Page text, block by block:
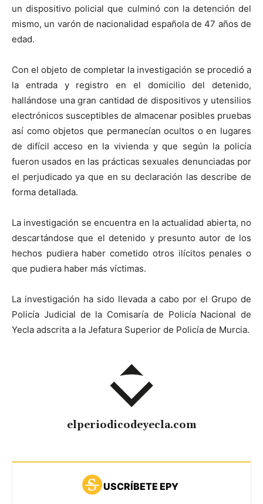
un dispositivo policial que culminó con la detención del
mismo, un varón de nacionalidad española de 47 años de
edad.
Con el objeto de completar la investigación se procedió a
la entrada y registro en el domicilio del detenido,
hallándose una gran cantidad de dispositivos y utensilios
electrónicos susceptibles de almacenar posibles pruebas
así como objetos que permanecían ocultos o en lugares
de difícil acceso en la vivienda y que según la policía
fueron usados en las prácticas sexuales denunciadas por
el perjudicado ya que en su declaración las describe de
forma detallada.
La investigación se encuentra en la actualidad abierta, no
descartándose que el detenido y presunto autor de los
hechos pudiera haber cometido otros ilícitos penales o
que pudiera haber más víctimas.
La investigación ha sido llevada a cabo por el Grupo de
Policía Judicial de la Comisaría de Policía Nacional de
Yecla adscrita a la Jefatura Superior de Policía de Murcia.
elperiodicodeyecla.com
USCRÍBETE EPY